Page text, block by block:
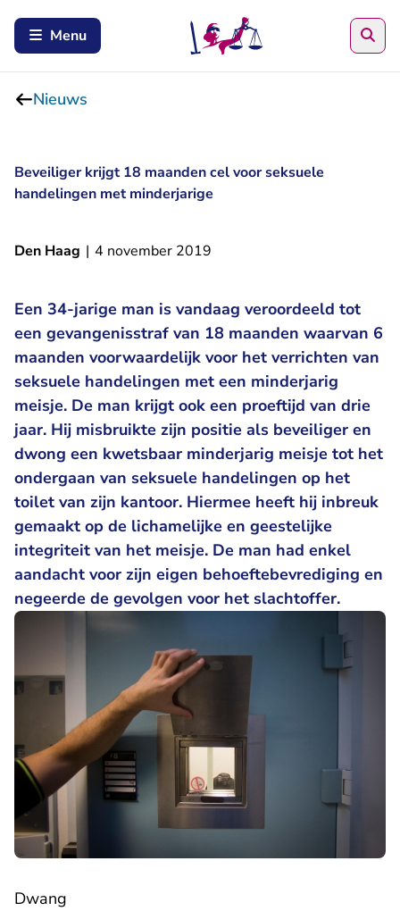
Menu
Nieuws
Beveiliger krijgt 18 maanden cel voor seksuele
handelingen met minderjarige
Den Haag | 4 november 2019
Een 34-jarige man is vandaag veroordeeld tot
een gevangenisstraf van 18 maanden waarvan 6
maanden voorwaardelijk voor het verrichten van
seksuele handelingen met een minderjarig
meisje. De man krijgt ook een proeftijd van drie
jaar. Hij misbruikte zijn positie als beveiliger en
dwong een kwetsbaar minderjarig meisje tot het
ondergaan van seksuele handelingen op het
toilet van zijn kantoor. Hiermee heeft hij inbreuk
gemaakt op de lichamelijke en geestelijke
integriteit van het meisje. De man had enkel
aandacht voor zijn eigen behoeftebevrediging en
negeerde de gevolgen voor het slachtoffer.
Dwang